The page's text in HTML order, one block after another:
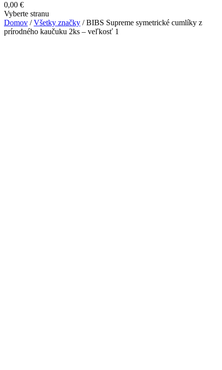
0,00 €
Vyberte stranu
Domov /Všetky značky / BIBS Supreme symetrické cumlíky z
prírodného kaučuku 2ks – veľkosť 1